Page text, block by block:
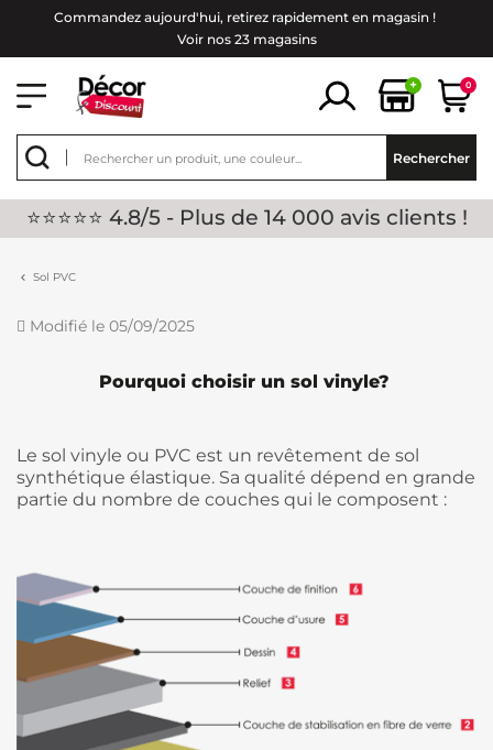
Commandez aujourd'hui, retirez rapidement en magasin !
Voir nos 23 magasins
+ 0
Rechercher
⭐⭐⭐⭐⭐ 4.8/5 - Plus de 14 000 avis clients !
Sol PVC
Modifié le 05/09/2025
Pourquoi choisir un sol vinyle?
Le sol vinyle ou PVC est un revêtement de sol
synthétique élastique. Sa qualité dépend en grande
partie du nombre de couches qui le composent :